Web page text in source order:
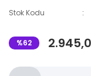
Stok Kodu
%62